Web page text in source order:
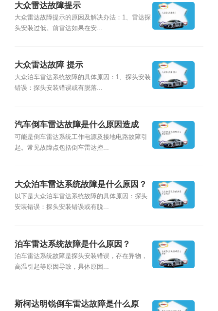
大众雷达故障提示
大众雷达故障提示的原因及解决办法：1、雷达探
头安装过低。前雷达如果在安...
大众雷达故障 提示
大众泊车雷达系统故障的具体原因：1、探头安装
错误：探头安装错误或有脱落...
汽车倒车雷达故障是什么原因造成
的？
可能是倒车雷达系统工作电源及接地电路故障引
起。常见故障点包括倒车雷达控...
大众泊车雷达系统故障是什么原因？
以下是大众泊车雷达系统故障的具体原因：探头
安装错误：探头安装错误或有脱...
泊车雷达系统故障是什么原因？
泊车雷达系统故障是探头安装错误，存在异物，
高温引起等原因导致，具体原因...
斯柯达明锐倒车雷达故障是什么原